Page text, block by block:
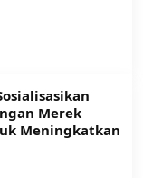
Merek
Meningkatkan